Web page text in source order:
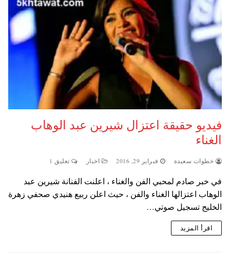
فيديو حقيقة اعتزال شيرين عبد الوهاب
الغناء
خطوات سعيدة فبراير 29, 2016 اخبار تعليق 1
في خبر صادم لمحبي الفن والغناء ، اعلنت الفنانة شيرين عبد
الوهاب اعتزالها الغناء والفن ، حيث اعلن ربيع هنيدي صحفي زهرة
الخليج تسجيل صوتي…
اقرأ المزيد